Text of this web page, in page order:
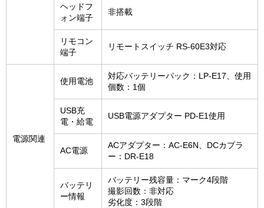
ヘッドフ
ォン端子
非搭載
リモコン
端子
リモートスイッチ RS-60E3対応
電源関連
使用電池
対応バッテリーパック：LP-E17、使用
個数：1個
USB充
電・給電
USB電源アダプター PD-E1使用
AC電源
ACアダプター：AC-E6N、DCカプラ
ー：DR-E18
バッテリ
ー情報
バッテリー残容量：マーク4段階
撮影回数：非対応
劣化度：3段階